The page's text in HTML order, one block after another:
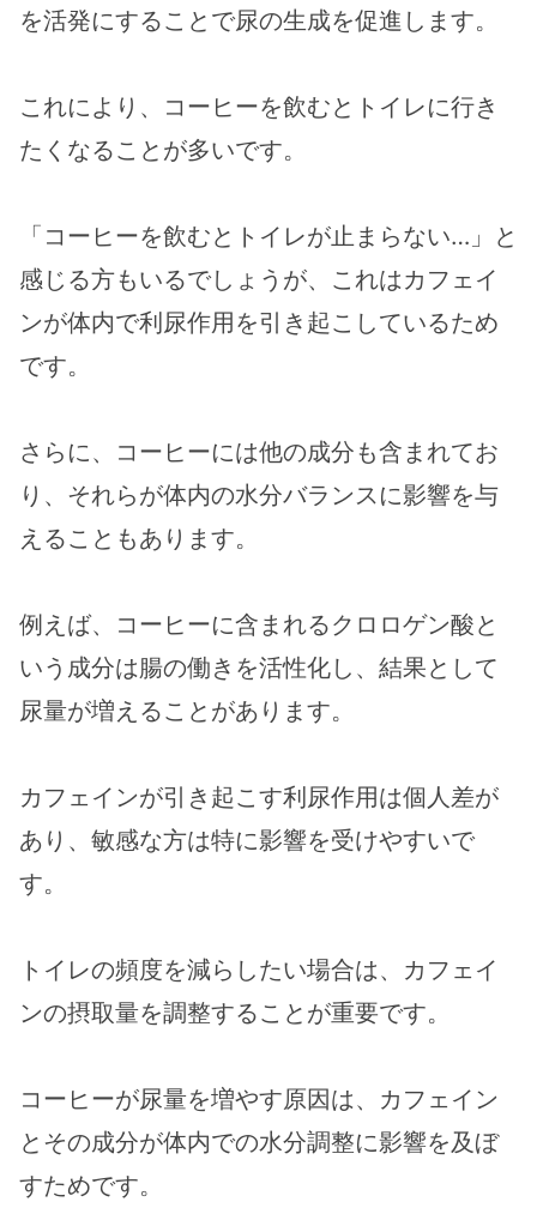
を活発にすることで尿の生成を促進します。
これにより、コーヒーを飲むとトイレに行き
たくなることが多いです。
「コーヒーを飲むとトイレが止まらない…」と
感じる方もいるでしょうが、これはカフェイ
ンが体内で利尿作用を引き起こしているため
です。
さらに、コーヒーには他の成分も含まれてお
り、それらが体内の水分バランスに影響を与
えることもあります。
例えば、コーヒーに含まれるクロロゲン酸と
いう成分は腸の働きを活性化し、結果として
尿量が増えることがあります。
カフェインが引き起こす利尿作用は個人差が
あり、敏感な方は特に影響を受けやすいで
す。
トイレの頻度を減らしたい場合は、カフェイ
ンの摂取量を調整することが重要です。
コーヒーが尿量を増やす原因は、カフェイン
とその成分が体内での水分調整に影響を及ぼ
すためです。